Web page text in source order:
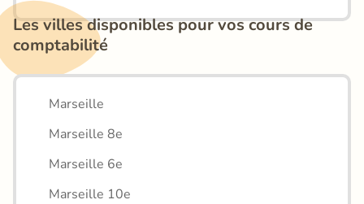
Les villes disponibles pour vos cours de
comptabilité
Marseille
Marseille 8e
Marseille 6e
Marseille 10e